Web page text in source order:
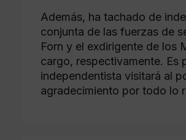
Además, ha tachado de
conjunta de las fuerzas de
Forn y el exdirigente de los
cargo, respectivamente. Es
independentista visitará al
agradecimiento por todo lo